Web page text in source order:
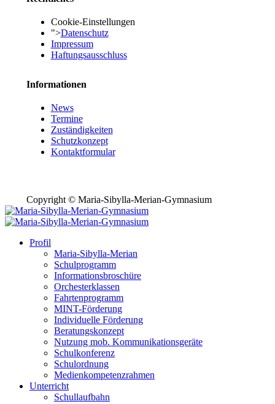
Cookie-Einstellungen
">Datenschutz
Impressum
Haftungsausschluss
Informationen
News
Termine
Zuständigkeiten
Schutzkonzept
Kontaktformular
Copyright © Maria-Sibylla-Merian-Gymnasium
Profil
Maria-Sibylla-Merian
Schulprogramm
Informationsbroschüre
Orchesterklassen
Fahrtenprogramm
MINT-Förderung
Individuelle Förderung
Beratungskonzept
Nutzung mob. Kommunikationsgeräte
Schulkonferenz
Schulordnung
Medienkompetenzrahmen
Unterricht
Schullaufbahn